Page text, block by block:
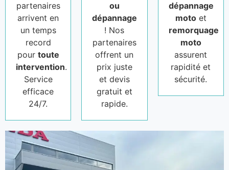
partenaires
arrivent en
un temps
record
pour toute
intervention.
Service
efficace
24/7.
ou
dépannage
! Nos
partenaires
offrent un
prix juste
et devis
gratuit et
rapide.
dépannage
motoet
remorquage
moto
assurent
rapidité et
sécurité.